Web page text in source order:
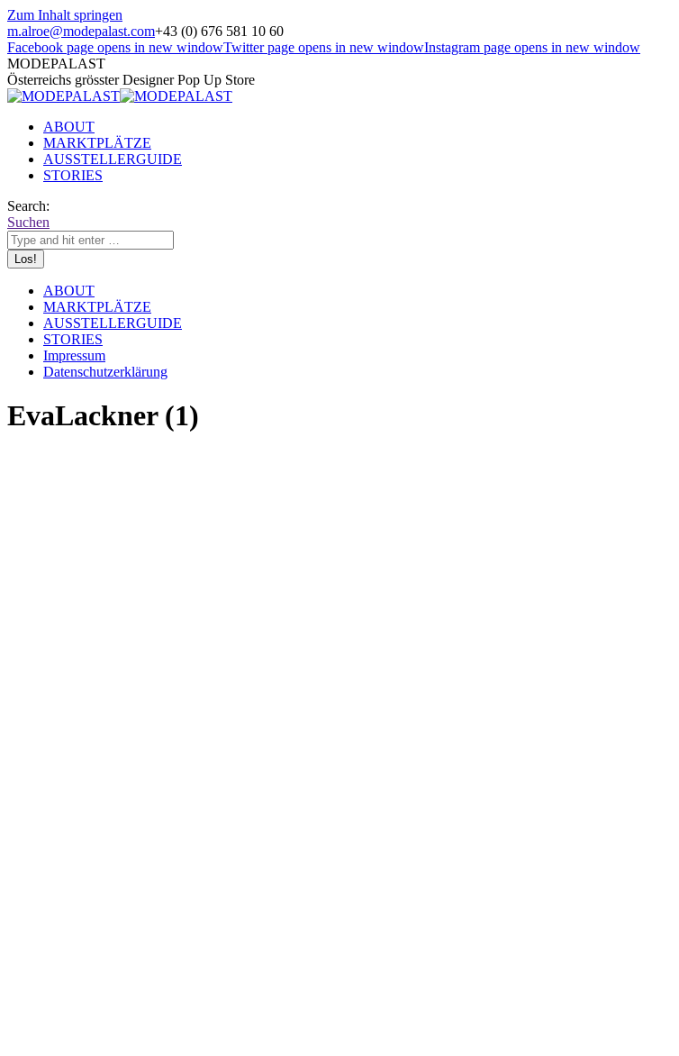
Zum Inhalt springen
m.alroe@modepalast.com+43 (0) 676 581 10 60
Facebook page opens in new windowTwitter page opens in new windowInstagram page opens in new window
MODEPALAST
Österreichs grösster Designer Pop Up Store
ABOUT
MARKTPLÄTZE
AUSSTELLERGUIDE
STORIES
Search:
Suchen
ABOUT
MARKTPLÄTZE
AUSSTELLERGUIDE
STORIES
Impressum
Datenschutzerklärung
EvaLackner (1)